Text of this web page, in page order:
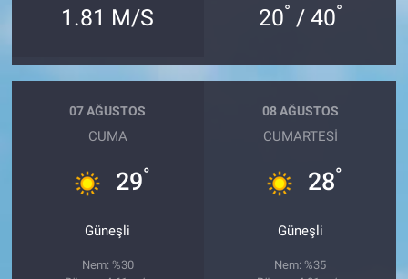
1.81 M/S 20° / 40°
07 AĞUSTOS
CUMA
29°
Güneşli
Nem: %30
08 AĞUSTOS
CUMARTESI
28°
Güneşli
Nem: %35